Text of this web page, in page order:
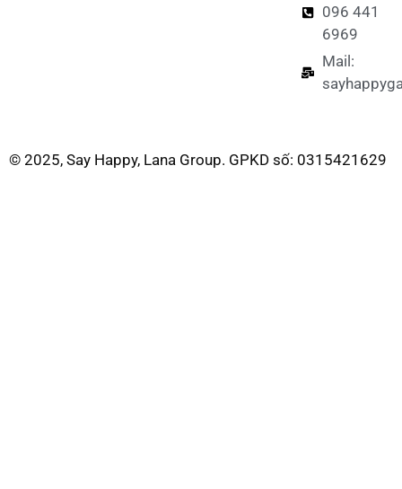
096 441
6969
Mail:
© 2025, Say Happy, Lana Group. GPKD số: 0315421629